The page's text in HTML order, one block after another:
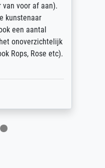
voor af aan).
kunstenaar
een aantal
onoverzichtelijk
Rops, Rose etc).